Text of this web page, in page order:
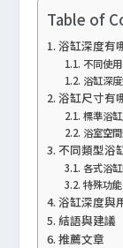
Table of
浴缸深度有
不同使
浴缸深
浴缸尺寸有
標準浴
浴室空
不同類型浴
各式浴
特殊功
浴缸深度與
結語與建議
推薦文章